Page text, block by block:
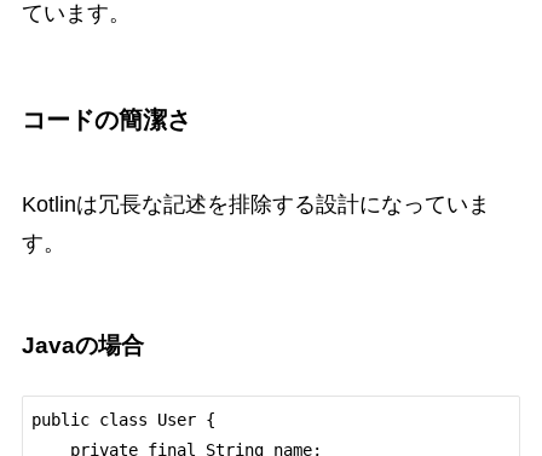
ています。
コードの簡潔さ
Kotlinは冗長な記述を排除する設計になっていま
す。
Javaの場合
public class User {